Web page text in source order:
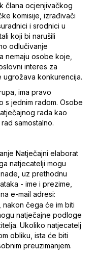
člana ocjenjivačkog
komisije, izrađivači
i srodnici u
koji bi narušili
odlučivanje
nemaju osobe koje,
interes za
ugrožava konkurencija.
ima pravo
s jednim radom. Osobe
rada kao
samostalno.
Natječajni elaborat
natjecatelji mogu
uz prethodnu
- ime i prezime,
e-mail adresi:
, nakon čega će im biti
natječajne podloge
Ukoliko natjecatelj
obliku, ista će biti
preuzimanjem.